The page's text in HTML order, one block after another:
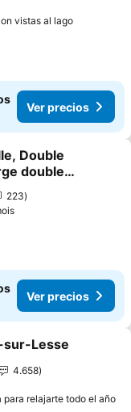
vistas al lago
Ver precios
favoritos
Double
double
223
Ver precios
favoritos
sur-Lesse
4.658
para relajarte todo el año